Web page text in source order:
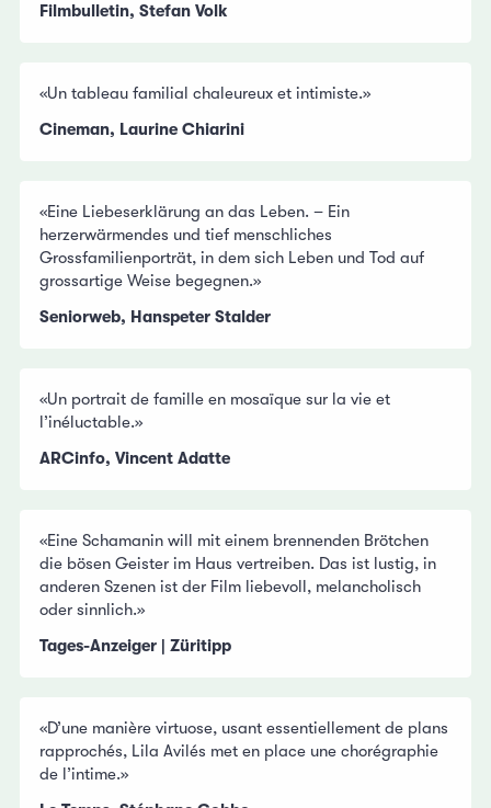
Filmbulletin, Stefan Volk
«Un tableau familial chaleureux et intimiste.»
Cineman, Laurine Chiarini
«Eine Liebeserklärung an das Leben. – Ein
herzerwärmendes und tief menschliches
Grossfamilienporträt, in dem sich Leben und Tod auf
grossartige Weise begegnen.»
Seniorweb, Hanspeter Stalder
«Un portrait de famille en mosaïque sur la vie et
l’inéluctable.»
ARCinfo, Vincent Adatte
«Eine Schamanin will mit einem brennenden Brötchen
die bösen Geister im Haus vertreiben. Das ist lustig, in
anderen Szenen ist der Film liebevoll, melancholisch
oder sinnlich.»
Tages-Anzeiger | Züritipp
«D’une manière virtuose, usant essentiellement de plans
rapprochés, Lila Avilés met en place une chorégraphie
de l’intime.»